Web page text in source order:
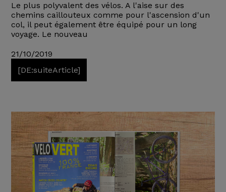
Le plus polyvalent des vélos. A l'aise sur des
chemins caillouteux comme pour l'ascension d'un
col, il peut également être équipé pour un long
voyage. Le nouveau
21/10/2019
[DE:suiteArticle]